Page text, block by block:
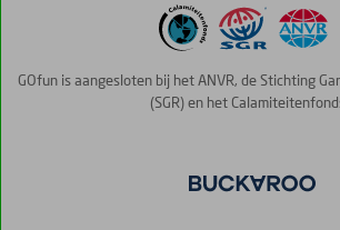
GOfun is aangesloten bij het ANVR, de Stichting
(SGR) en het